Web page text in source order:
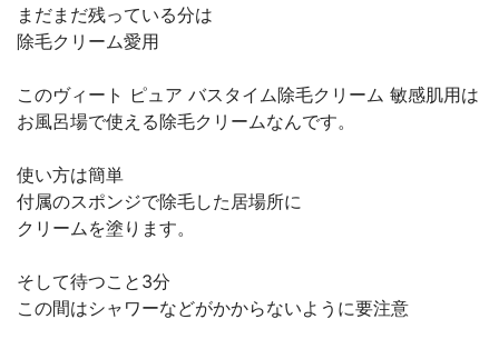
まだまだ残っている分は
除毛クリーム愛用
このヴィート ピュア バスタイム除毛クリーム 敏感肌用は
お風呂場で使える除毛クリームなんです。
使い方は簡単
付属のスポンジで除毛した居場所に
クリームを塗ります。
そして待つこと3分
この間はシャワーなどがかからないように要注意